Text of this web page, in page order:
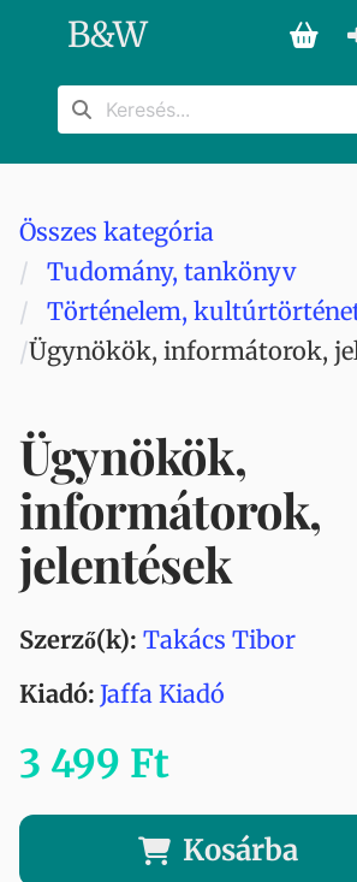
B&W
Összes kategória
Tudomány, tankönyv
Történelem,
Ügynökök, informátorok,
Ügynökök,
informátorok,
jelentések
Szerző(k): Takács Tibor
Kiadó: Jaffa Kiadó
3 499 Ft
Kosárba